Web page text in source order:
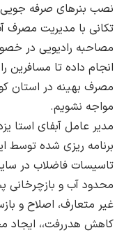
نصب بنرهای صرفه
تکانی با مدیریت
مصاحبه رادیویی در
انجام داده تا
مصرف بهینه در استان
مواجه نشویم.
مدیر عامل آبفای استا
تاسیسات فاضلاب در
محدود آب و
غیر متعارف، اصلاح و
کاهش هدررفت،، ایجاد